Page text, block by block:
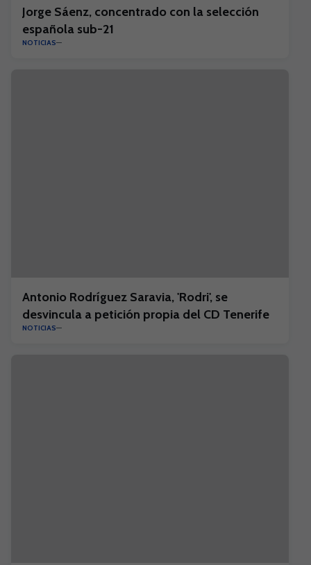
Jorge Sáenz, concentrado con la selección
española sub-21
NOTICIAS
Antonio Rodríguez Saravia, 'Rodri', se
desvincula a petición propia del CD Tenerife
NOTICIAS